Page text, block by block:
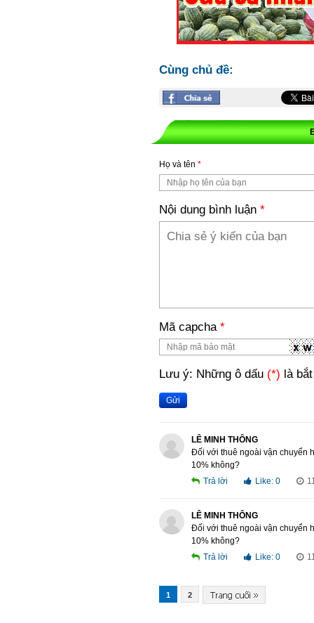
Cùng chủ đề:
Họ và tên *
Nội dung bình luận *
Mã capcha *
Lưu ý: Những ô dấu (*) là
Gửi
LÊ MINH THÔNG
Đối với thuê ngoài vận chuyển
10% không?
Trả lời
Like: 0
LÊ MINH THÔNG
Đối với thuê ngoài vận chuyển
10% không?
Trả lời
Like: 0
1 2